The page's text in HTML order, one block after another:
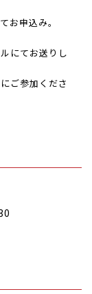
お申込み。
にてお送りし
ご参加くださ